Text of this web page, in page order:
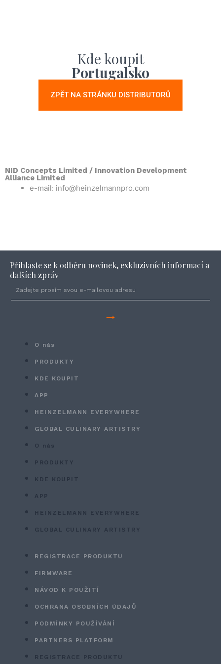
Kde koupit
Portugalsko
ZPĚT NA STRÁNKU DISTRIBUTORŮ
NID Concepts Limited / Innovation Development
Alliance Limited
e-mail: info@heinzelmannpro.com
Přihlaste se k odběru novinek, exkluzivních informací a
dalších zpráv
→
O nás
PRODUKTY
KDE KOUPIT
APP
HEINZELMANN EVERYWHERE
GLOBAL CULINARY ARTISTRY
O nás
PRODUKTY
KDE KOUPIT
APP
HEINZELMANN EVERYWHERE
GLOBAL CULINARY ARTISTRY
REGISTRACE PRODUKTU
FIRMWARE
NÁVOD K POUŽITÍ
OCHRANA OSOBNÍCH ÚDAJŮ
PODMÍNKY POUŽÍVÁNÍ
PARTNERS PLATFORM
REGISTRACE PRODUKTU